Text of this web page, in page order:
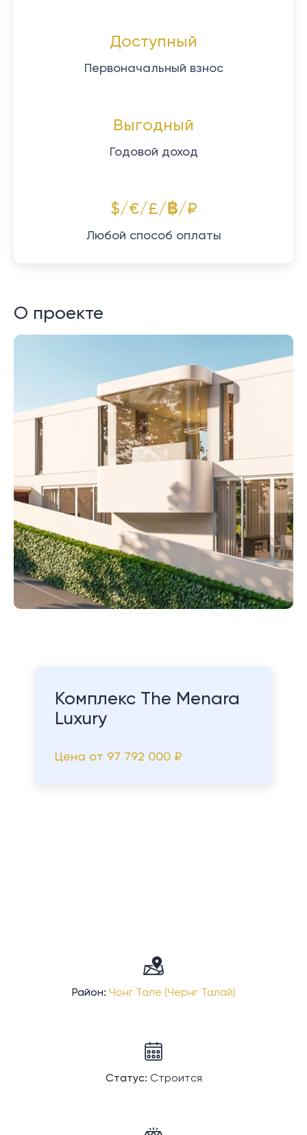
Доступный
Первоначальный взнос
Выгодный
Годовой доход
$/€/£/฿/₽
Любой способ оплаты
О проекте
Комплекс The Menara
Luxury
Цена от 97 792 000 ₽
Район: Чонг Тале (Чернг Талай)
Статус: Строится